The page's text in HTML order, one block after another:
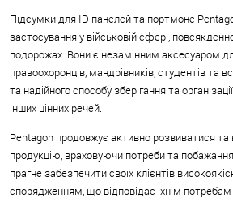
Підсумки для ID панелей та портмоне
застосування у військовій сфері,
подорожах. Вони є незамінним аксесуаром
правоохоронців, мандрівників, студентів та
та надійного способу зберігання та
інших цінних речей.
Pentagon продовжує активно розвиватися
продукцію, враховуючи потреби та побажання
прагне забезпечити своїх клієнтів
спорядженням, що відповідає їхнім потребам